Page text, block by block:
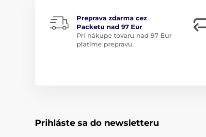
Preprava zdarma cez
Packetu nad 97 Eur
Pri nákupe tovaru nad 97 Eur
platíme prepravu.
Prihláste sa do newsletteru